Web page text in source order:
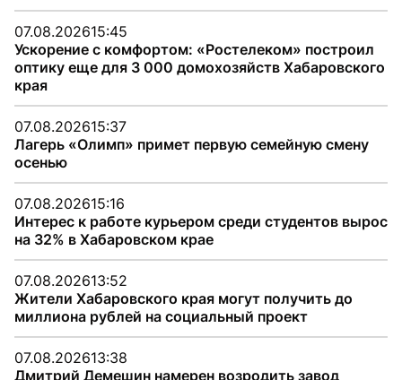
07.08.202615:45
Ускорение с комфортом: «Ростелеком» построил
оптику еще для 3 000 домохозяйств Хабаровского
края
07.08.202615:37
Лагерь «Олимп» примет первую семейную смену
осенью
07.08.202615:16
Интерес к работе курьером среди студентов вырос
на 32% в Хабаровском крае
07.08.202613:52
Жители Хабаровского края могут получить до
миллиона рублей на социальный проект
07.08.202613:38
Дмитрий Демешин намерен возродить завод